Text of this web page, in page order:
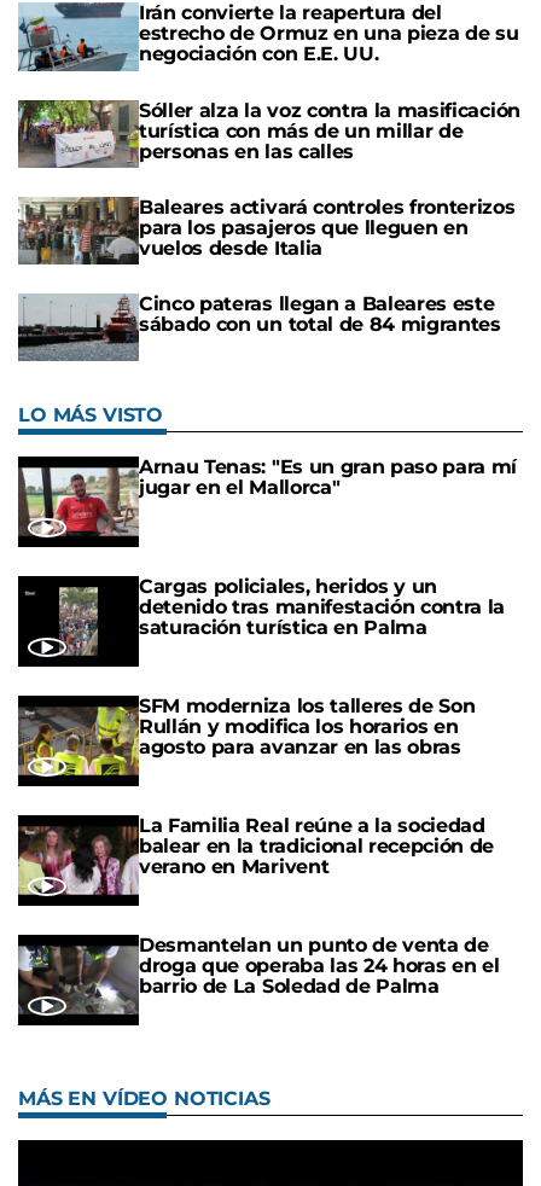
Irán convierte la reapertura del
estrecho de Ormuz en una pieza de su
negociación con E.E. UU.
Sóller alza la voz contra la masificación
turística con más de un millar de
personas en las calles
Baleares activará controles fronterizos
para los pasajeros que lleguen en
vuelos desde Italia
Cinco pateras llegan a Baleares este
sábado con un total de 84 migrantes
LO MÁS VISTO
Arnau Tenas: "Es un gran paso para mí
jugar en el Mallorca"
Cargas policiales, heridos y un
detenido tras manifestación contra la
saturación turística en Palma
SFM moderniza los talleres de Son
Rullán y modifica los horarios en
agosto para avanzar en las obras
La Familia Real reúne a la sociedad
balear en la tradicional recepción de
verano en Marivent
Desmantelan un punto de venta de
droga que operaba las 24 horas en el
barrio de La Soledad de Palma
MÁS EN VÍDEO NOTICIAS